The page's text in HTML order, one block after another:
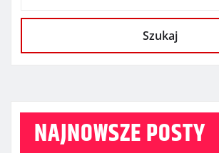
Szukaj
NAJNOWSZE POSTY